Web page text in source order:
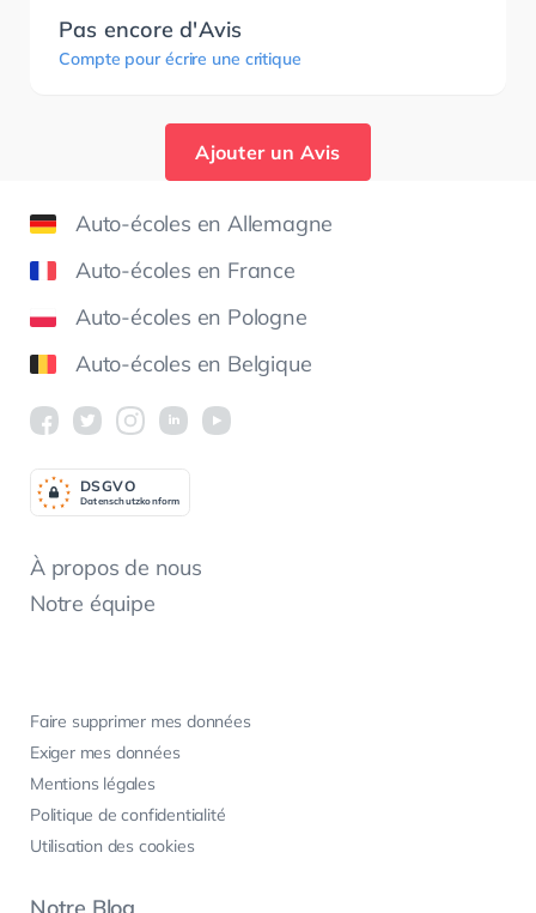
Pas encore d'Avis
Compte pour écrire une critique
Ajouter un Avis
Auto-écoles en Allemagne
Auto-écoles en France
Auto-écoles en Pologne
Auto-écoles en Belgique
À propos de nous
Notre équipe
Faire supprimer mes données
Exiger mes données
Mentions légales
Politique de confidentialité
Utilisation des cookies
Datenschutzkonform
DSGVO